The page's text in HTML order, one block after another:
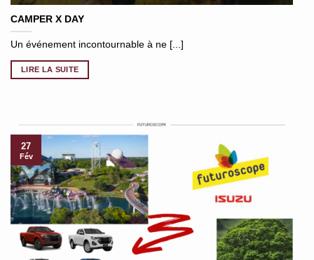
CAMPER X DAY
Un événement incontournable à ne [...]
LIRE LA SUITE
27
Fév